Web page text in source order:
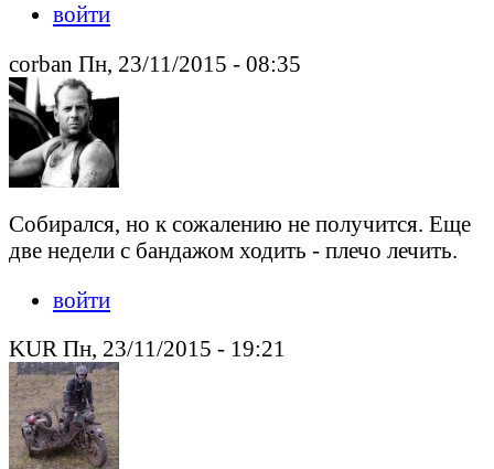
войти
corban Пн, 23/11/2015 - 08:35
Собирался, но к сожалению не получится. Еще
две недели с бандажом ходить - плечо лечить.
войти
KUR Пн, 23/11/2015 - 19:21